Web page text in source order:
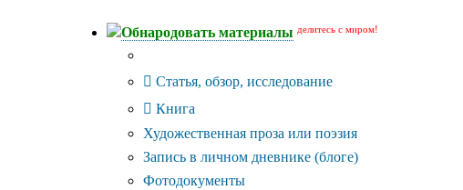
Обнародовать материалы делитесь с миром!
Статья, обзор, исследование
Книга
Художественная проза или поэзия
Запись в личном дневнике (блоге)
Фотодокументы